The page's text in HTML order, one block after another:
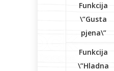
Funkcija
\”Gusta
pjena\”
Funkcija
\”Hladna